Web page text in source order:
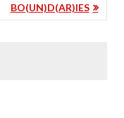
BO(UN)D(AR)IES